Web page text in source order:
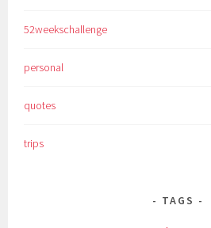
52weekschallenge
personal
quotes
trips
TAGS